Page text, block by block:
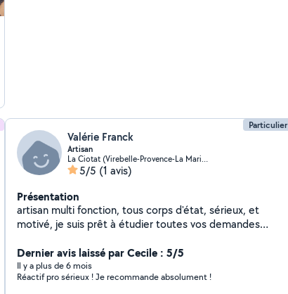
Particulier
Valérie Franck
Artisan
La Ciotat (Virebelle-Provence-La Marine)
5/5 (1 avis)
Présentation
artisan multi fonction, tous corps d'état, sérieux, et
motivé, je suis prêt à étudier toutes vos demandes
Dernier avis laissé par Cecile : 5/5
Il y a plus de 6 mois
Réactif pro sérieux ! Je recommande absolument !